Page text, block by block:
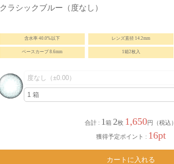
クラシックブルー（度なし）
含水率 40.0%以下 レンズ直径 14.2mm
ベースカーブ 8.6mm 1箱2枚入
合計 : 1 箱 2枚 1,650円（税込）
獲得予定ポイント : 16pt
カートに入れる